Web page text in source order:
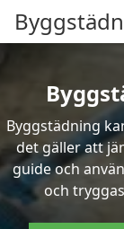
Byggstädning
det gäller att
guide och
och